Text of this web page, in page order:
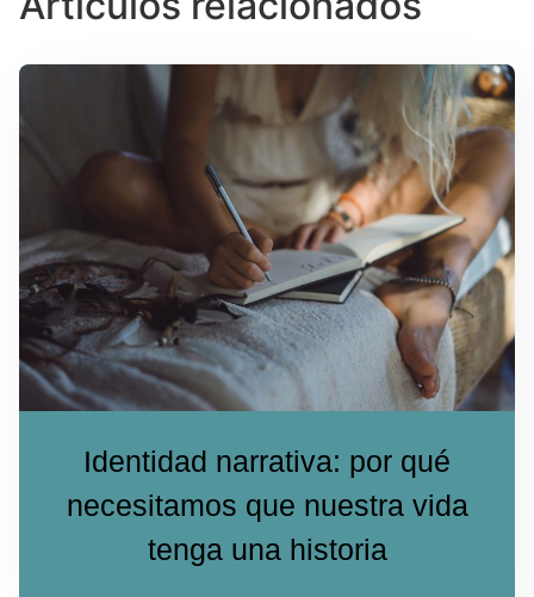
Identidad narrativa: por qué
necesitamos que nuestra vida
tenga una historia